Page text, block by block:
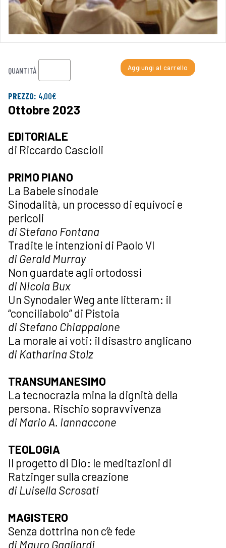
QUANTITÀ Aggiungi al carrello
PREZZO: 4,00€
Ottobre 2023
EDITORIALE
di Riccardo Cascioli
PRIMO PIANO
La Babele sinodale
Sinodalità, un processo di equivoci e
pericoli
di Stefano Fontana
Tradite le intenzioni di Paolo VI
di Gerald Murray
Non guardate agli ortodossi
di Nicola Bux
Un Synodaler Weg ante litteram: il
“conciliabolo” di Pistoia
di Stefano Chiappalone
La morale ai voti: il disastro anglicano
di Katharina Stolz
TRANSUMANESIMO
La tecnocrazia mina la dignità della
persona. Rischio sopravvivenza
di Mario A. Iannaccone
TEOLOGIA
Il progetto di Dio: le meditazioni di
Ratzinger sulla creazione
di Luisella Scrosati
MAGISTERO
Senza dottrina non c’è fede
di Mauro Gagliardi